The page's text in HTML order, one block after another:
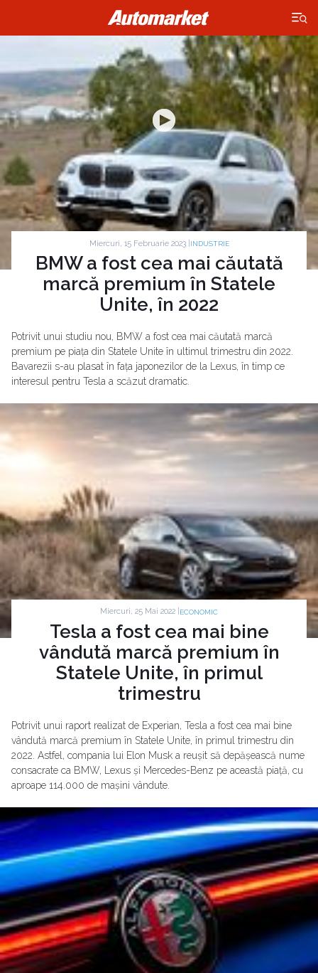
×
Miercuri, 15 Februarie 2023 | INDUSTRIE
BMW a fost cea mai căutată
marcă premium în Statele
Unite, în 2022
Potrivit unui studiu nou, BMW a fost cea mai căutată marcă
premium pe piața din Statele Unite în ultimul trimestru din 2022.
Bavarezii s-au plasat în fața japonezilor de la Lexus, în timp ce
interesul pentru Tesla a scăzut dramatic.
Miercuri, 25 Mai 2022 | ECONOMIC
Tesla a fost cea mai bine
vândută marcă premium în
Statele Unite, în primul
trimestru
Potrivit unui raport realizat de Experian, Tesla a fost cea mai bine
vândută marcă premium în Statele Unite, în primul trimestru din
2022. Astfel, compania lui Elon Musk a reușit să depășească nume
consacrate ca BMW, Lexus și Mercedes-Benz pe această piață, cu
aproape 114.000 de mașini vândute.